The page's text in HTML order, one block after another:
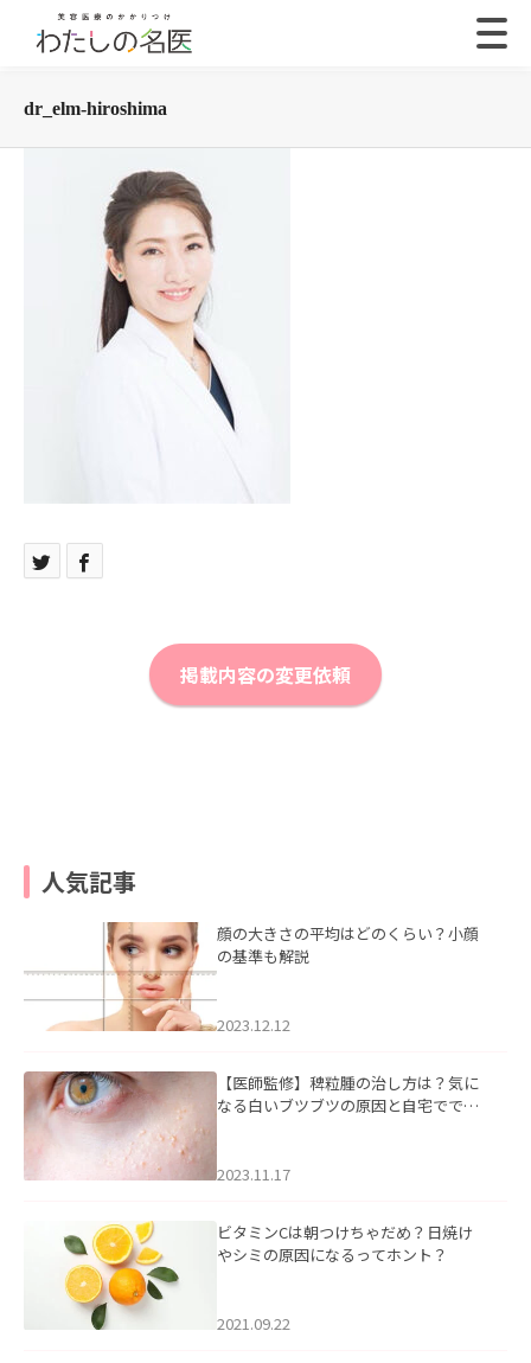
dr_elm-hiroshima
掲載内容の変更依頼
人気記事
顔の大きさの平均はどのくらい？小顔
の基準も解説
2023.12.12
【医師監修】稗粒腫の治し方は？気に
なる白いブツブツの原因と自宅ででき
2023.11.17
ビタミンCは朝つけちゃだめ？日焼け
やシミの原因になるってホント？
2021.09.22